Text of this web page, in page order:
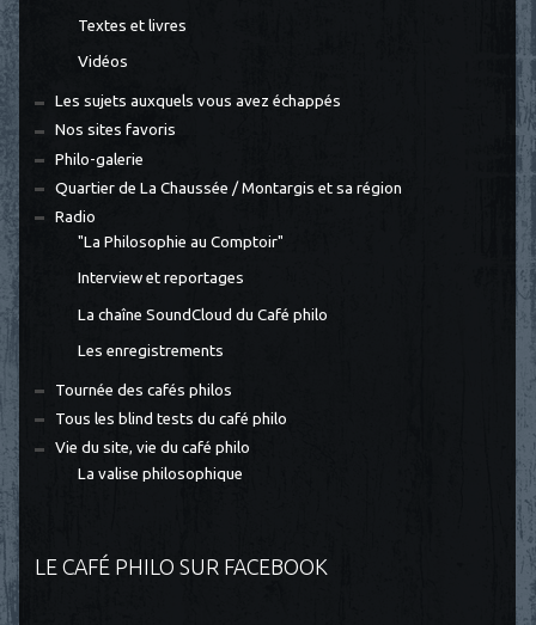
Textes et livres
Vidéos
Les sujets auxquels vous avez échappés
Nos sites favoris
Philo-galerie
Quartier de La Chaussée / Montargis et sa région
Radio
"La Philosophie au Comptoir"
Interview et reportages
La chaîne SoundCloud du Café philo
Les enregistrements
Tournée des cafés philos
Tous les blind tests du café philo
Vie du site, vie du café philo
La valise philosophique
LE CAFÉ PHILO SUR FACEBOOK